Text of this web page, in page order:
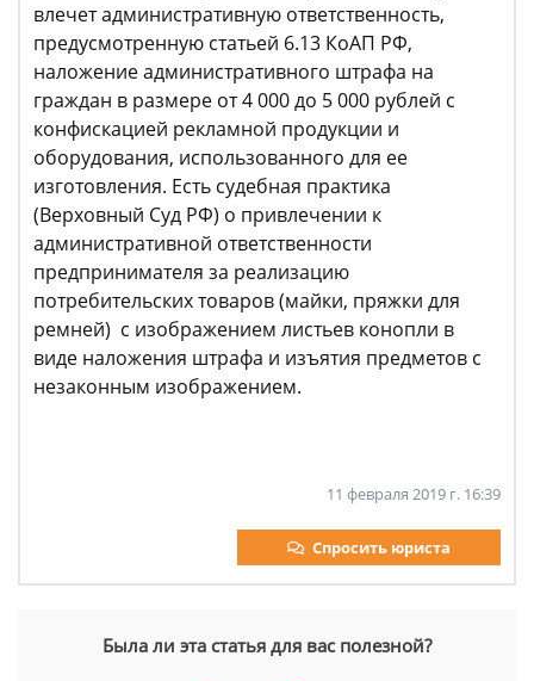
влечет административную ответственность,
предусмотренную статьей 6.13 КоАП РФ,
наложение административного штрафа на
граждан в размере от 4 000 до 5 000 рублей с
конфискацией рекламной продукции и
оборудования, использованного для ее
изготовления. Есть судебная практика
(Верховный Суд РФ) о привлечении к
административной ответственности
предпринимателя за реализацию
потребительских товаров (майки, пряжки для
ремней) с изображением листьев конопли в
виде наложения штрафа и изъятия предметов с
незаконным изображением.
11 февраля 2019 г. 16:39
Спросить юриста
Была ли эта статья для вас полезной?